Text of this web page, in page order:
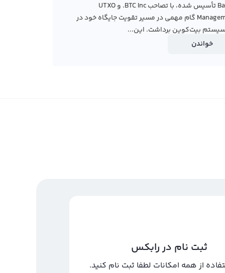
Bailey تأسیس شده، با تصاحب BTC Inc. و UTXO
Management گام مهمی در مسیر تقویت جایگاه خود در
بیت‌کوین برداشت. این...
خواندن
ثبت نام در رابکس
از همه امکانات لطفا ثبت نام کنید.